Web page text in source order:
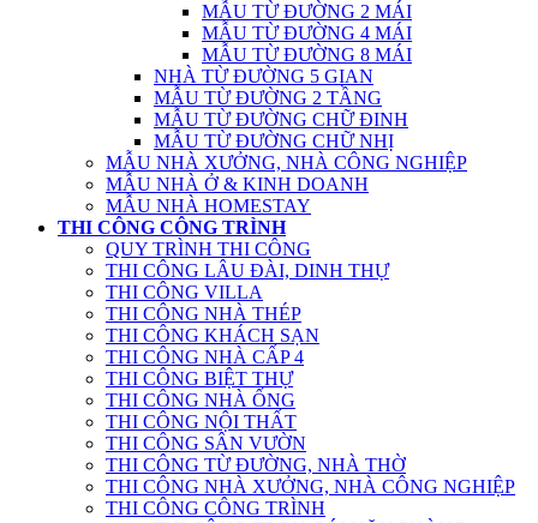
MẪU TỪ ĐƯỜNG 2 MÁI
MẪU TỪ ĐƯỜNG 4 MÁI
MẪU TỪ ĐƯỜNG 8 MÁI
NHÀ TỪ ĐƯỜNG 5 GIAN
MẪU TỪ ĐƯỜNG 2 TẦNG
MẪU TỪ ĐƯỜNG CHỮ ĐINH
MẪU TỪ ĐƯỜNG CHỮ NHỊ
MẪU NHÀ XƯỞNG, NHÀ CÔNG NGHIỆP
MẪU NHÀ Ở & KINH DOANH
MẪU NHÀ HOMESTAY
THI CÔNG CÔNG TRÌNH
QUY TRÌNH THI CÔNG
THI CÔNG LÂU ĐÀI, DINH THỰ
THI CÔNG VILLA
THI CÔNG NHÀ THÉP
THI CÔNG KHÁCH SẠN
THI CÔNG NHÀ CẤP 4
THI CÔNG BIỆT THỰ
THI CÔNG NHÀ ỐNG
THI CÔNG NỘI THẤT
THI CÔNG SÂN VƯỜN
THI CÔNG TỪ ĐƯỜNG, NHÀ THỜ
THI CÔNG NHÀ XƯỞNG, NHÀ CÔNG NGHIỆP
THI CÔNG CÔNG TRÌNH